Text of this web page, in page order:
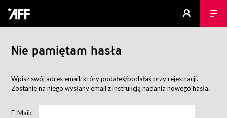
Nie pamiętam hasła
Wpisz swój adres email, który podałeś/podałaś przy rejestracji.
Zostanie na niego wysłany email z instrukcją nadania nowego hasła.
E-Mail: